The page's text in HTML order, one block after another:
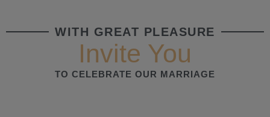
WITH GREAT PLEASURE
Invite You
TO CELEBRATE OUR MARRIAGE